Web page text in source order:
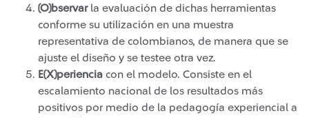
(O)bservarla evaluación de dichas herramientas
conforme su utilización en una muestra
representativa de colombianos, de manera que se
ajuste el diseño y se testee otra vez.
E(X)periencia con el modelo. Consiste en el
escalamiento nacional de los resultados más
positivos por medio de la pedagogía experiencial a